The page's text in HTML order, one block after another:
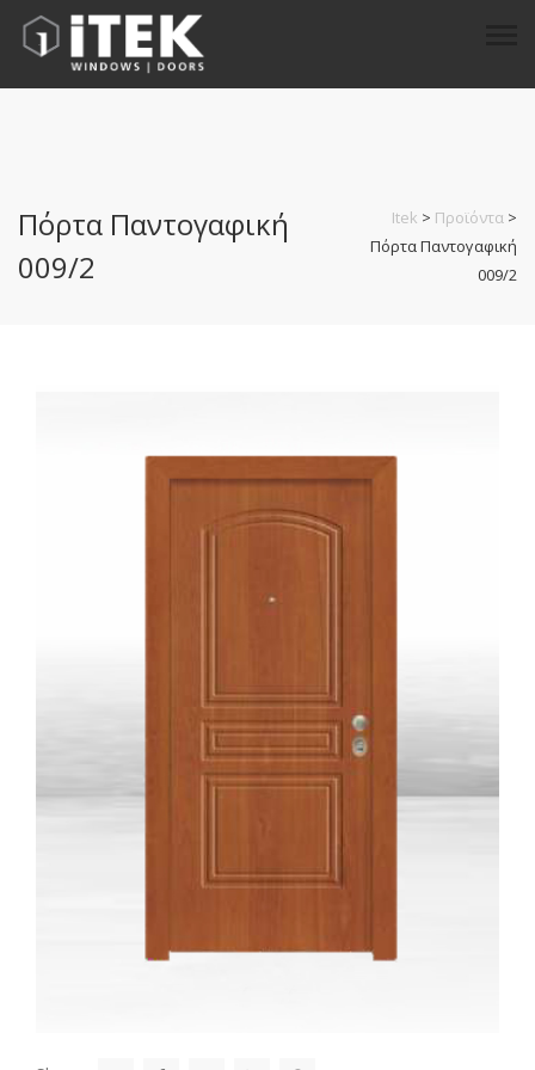
Πόρτα Παντογαφική
009/2
Itek > Προϊόντα >
Πόρτα Παντογαφική
009/2